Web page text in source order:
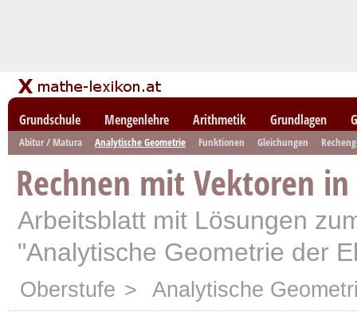
Grundschule Mengenlehre Arithmetik Grundlagen
Abitur / Matura Analytische Geometrie Funktionen Gleichungen
Rechnen mit Vektoren in
Arbeitsblatt mit Lösungen
"Analytische Geometrie der
Oberstufe > Analytische